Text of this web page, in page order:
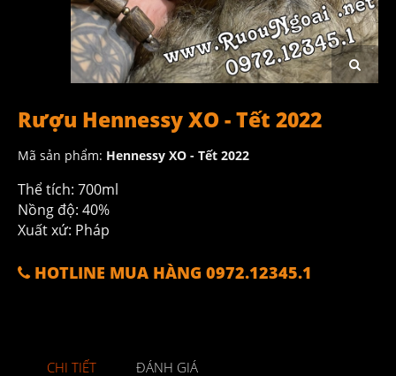
Rượu Hennessy XO - Tết 2022
Mã sản phẩm: Hennessy XO - Tết 2022
Thể tích: 700ml
Nồng độ: 40%
Xuất xứ: Pháp
HOTLINE MUA HÀNG 0972.12345.1
CHI TIẾT ĐÁNH GIÁ